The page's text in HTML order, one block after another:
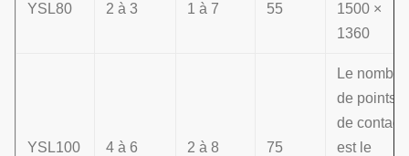
YSL80 2 à 3 1 à 7 55
1500 ×
1360
YSL100 4 à 6 2 à 8 75
Le nombre
de points
de contact
est le